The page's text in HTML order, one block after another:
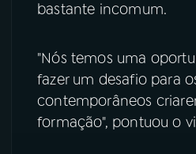
bastante incomum.
"Nós temos uma
fazer um desafio para
contemporâneos
formação", pontuou o